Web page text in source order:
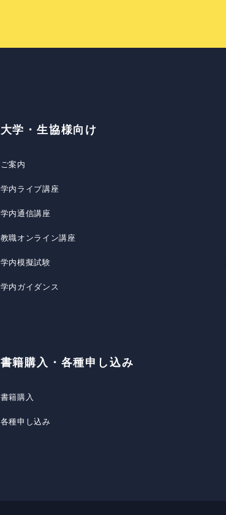
大学・生協様向け
ご案内
学内ライブ講座
学内通信講座
教職オンライン講座
学内模擬試験
学内ガイダンス
書籍購入・各種申し込み
書籍購入
各種申し込み